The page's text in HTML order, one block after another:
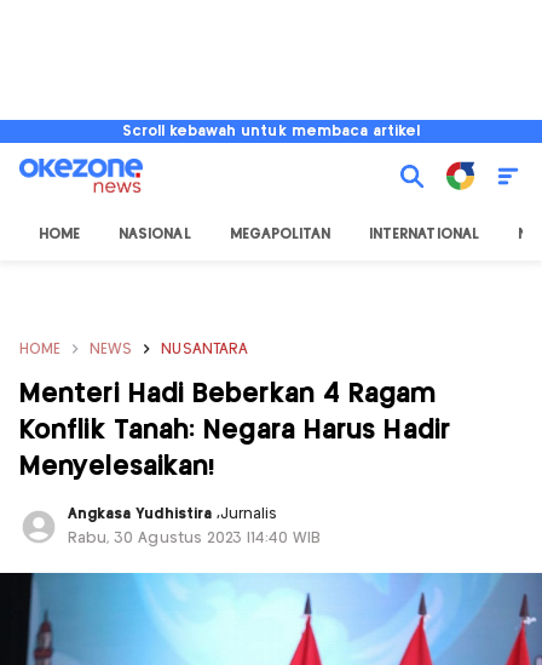
Scroll kebawah untuk membaca artikel
HOME NASIONAL MEGAPOLITAN INTERNATIONAL
HOME NEWS NUSANTARA
Menteri Hadi Beberkan 4 Ragam
Konflik Tanah: Negara Harus Hadir
Menyelesaikan!
Angkasa Yudhistira ,Jurnalis
Rabu, 30 Agustus 2023 |14:40 WIB